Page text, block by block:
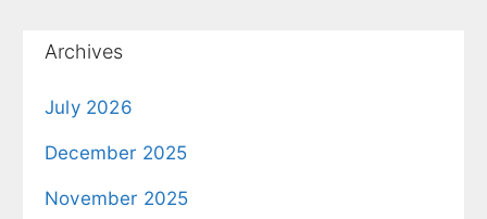
Archives
July 2026
December 2025
November 2025